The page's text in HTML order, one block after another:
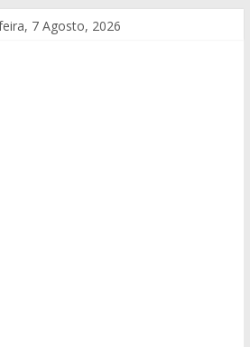
7 Agosto, 2026